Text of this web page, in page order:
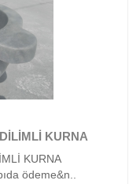
KURNA
KURNA
ödeme&n..